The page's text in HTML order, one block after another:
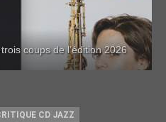
coups de l’édition 2026
CD JAZZ